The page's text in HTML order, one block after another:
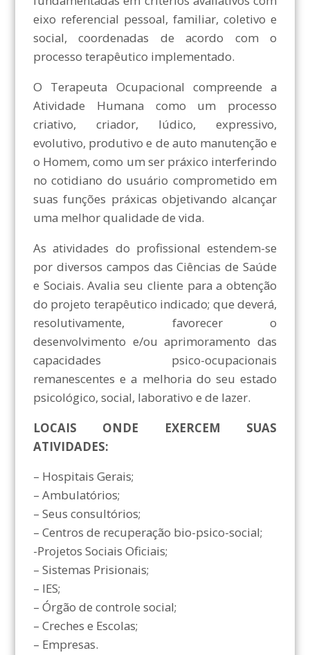
eixo referencial pessoal, familiar, coletivo e
social, coordenadas de acordo com o
processo terapêutico implementado.
O Terapeuta Ocupacional compreende a
Atividade Humana como um processo
criativo, criador, lúdico, expressivo,
evolutivo, produtivo e de auto manutenção e
o Homem, como um ser práxico interferindo
no cotidiano do usuário comprometido em
suas funções práxicas objetivando alcançar
uma melhor qualidade de vida.
As atividades do profissional estendem-se
por diversos campos das Ciências de Saúde
e Sociais. Avalia seu cliente para a obtenção
do projeto terapêutico indicado; que deverá,
resolutivamente, favorecer o
desenvolvimento e/ou aprimoramento das
capacidades psico-ocupacionais
remanescentes e a melhoria do seu estado
psicológico, social, laborativo e de lazer.
LOCAIS ONDE EXERCEM SUAS
ATIVIDADES:
– Hospitais Gerais;
– Ambulatórios;
– Seus consultórios;
– Centros de recuperação bio-psico-social;
-Projetos Sociais Oficiais;
– Sistemas Prisionais;
– IES;
– Órgão de controle social;
– Creches e Escolas;
– Empresas.